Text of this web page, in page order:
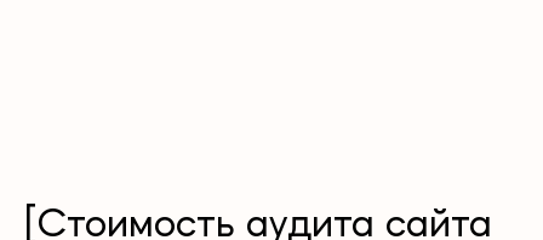
[Стоимость аудита сайта